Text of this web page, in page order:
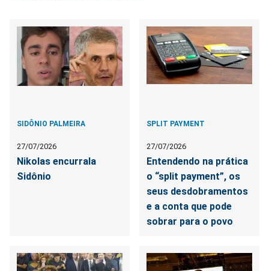
SIDÔNIO PALMEIRA
27/07/2026
Nikolas encurrala
Sidônio
SPLIT PAYMENT
27/07/2026
Entendendo na prática
o “split payment”, os
seus desdobramentos
e a conta que pode
sobrar para o povo